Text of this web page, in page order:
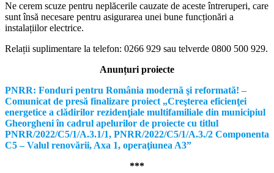
Ne cerem scuze pentru neplăcerile cauzate de aceste întreruperi, care
sunt însă necesare pentru asigurarea unei bune funcționări a
instalațiilor electrice.
Relații suplimentare la telefon: 0266 929 sau telverde 0800 500 929.
Anunțuri proiecte
PNRR: Fonduri pentru România modernă şi reformată! –
Comunicat de presă finalizare proiect „Creşterea eficienţei
energetice a clădirilor rezidenţiale multifamiliale din municipiul
Gheorgheni în cadrul apelurilor de proiecte cu titlul
PNRR/2022/C5/1/A.3.1/1, PNRR/2022/C5/1/A.3./2 Componenta
C5 – Valul renovării, Axa 1, operaţiunea A3”
***